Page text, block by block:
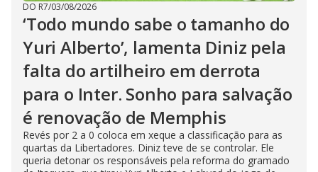
DO R7/03/08/2026
‘Todo mundo sabe o tamanho do
Yuri Alberto’, lamenta Diniz pela
falta do artilheiro em derrota
para o Inter. Sonho para salvação
é renovação de Memphis
Revés por 2 a 0 coloca em xeque a classificação para as
quartas da Libertadores. Diniz teve de se controlar. Ele
queria detonar os responsáveis pela reforma do gramado